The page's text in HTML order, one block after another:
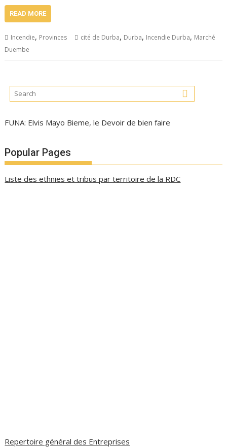
READ MORE
Incendie, Provinces cité de Durba, Durba, Incendie Durba, Marché
Duembe
FUNA: Elvis Mayo Bieme, le Devoir de bien faire
Popular Pages
Liste des ethnies et tribus par territoire de la RDC
Repertoire général des Entreprises